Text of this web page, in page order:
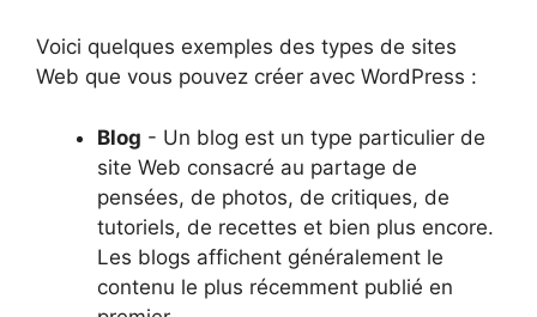
Voici quelques exemples des types de sites
Web que vous pouvez créer avec WordPress :
Blog - Un blog est un type particulier de
site Web consacré au partage de
pensées, de photos, de critiques, de
tutoriels, de recettes et bien plus encore.
Les blogs affichent généralement le
contenu le plus récemment publié en